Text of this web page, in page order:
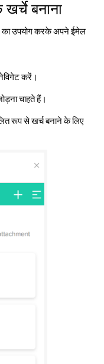
बनाना
उपयोग करके अपने ईमेल
करें।
चाहते हैं।
रूप से खर्च बनाने के लिए